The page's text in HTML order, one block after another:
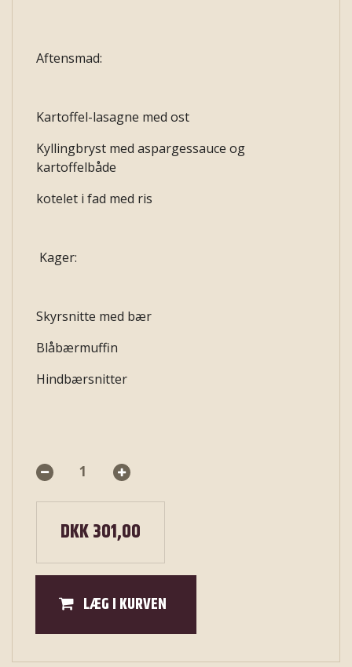
Aftensmad:
Kartoffel-lasagne med ost
Kyllingbryst med aspargessauce og
kartoffelbåde
kotelet i fad med ris
Kager:
Skyrsnitte med bær
Blåbærmuffin
Hindbærsnitter
DKK 301,00
LÆG I KURVEN